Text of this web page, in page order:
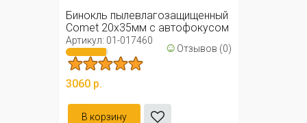
Бинокль пылевлагозащищенный
Comet 20х35мм с автофокусом
/ ...
Артикул: 01-017460 ☺ Отзывов (0)
3060 р.
В корзину